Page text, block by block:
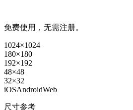
免费使用，无需注册。
1024×1024
180×180
192×192
48×48
32×32
iOSAndroidWeb
尺寸参考